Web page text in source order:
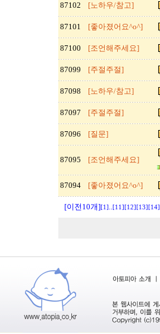
87102 [노하우/참고]
87101 [좋아졌어요^o^]
87100 [조언해주세요]
87099 [주절주절]
87098 [노하우/참고]
87097 [주절주절]
87096 [질문]
87095 [조언해주세요]
87094 [좋아졌어요^o^]
[이전10개][1] [11] [12] [13] [14]